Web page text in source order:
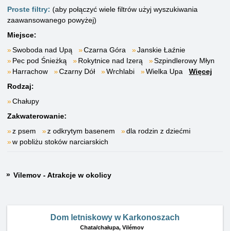
Proste filtry: (aby połączyć wiele filtrów użyj wyszukiwania
zaawansowanego powyżej)
Miejsce:
Swoboda nad Upą
Czarna Góra
Janskie Łaźnie
Pec pod Śnieżką
Rokytnice nad Izerą
Szpindlerowy Młyn
Harrachow
Czarny Dół Wrchlabi Wielka Upa
Więcej
Rodzaj:
Chałupy
Zakwaterowanie:
z psem
z odkrytym basenem
dla rodzin z dziećmi
w pobliżu stoków narciarskich
Vilemov - Atrakcje w okolicy
Dom letniskowy w Karkonoszach
Chata/chałupa, Vilémov